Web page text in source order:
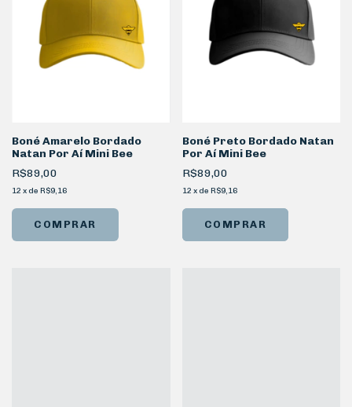
Boné Amarelo Bordado
Natan Por Aí Mini Bee
R$89,00
12 x de R$9,16
COMPRAR
Boné Preto Bordado Natan
Por Aí Mini Bee
R$89,00
12 x de R$9,16